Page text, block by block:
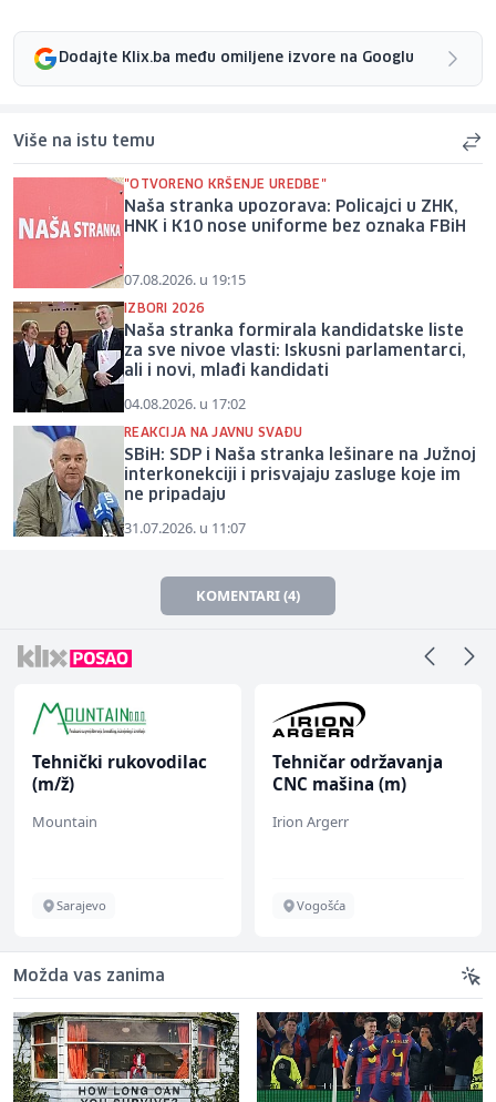
Dodajte Klix.ba među omiljene izvore na Googlu
Više na istu temu
"OTVORENO KRŠENJE UREDBE"
Naša stranka upozorava: Policajci u ZHK,
HNK i K10 nose uniforme bez oznaka FBiH
07.08.2026. u 19:15
IZBORI 2026
Naša stranka formirala kandidatske liste
za sve nivoe vlasti: Iskusni parlamentarci,
ali i novi, mlađi kandidati
04.08.2026. u 17:02
REAKCIJA NA JAVNU SVAĐU
SBiH: SDP i Naša stranka lešinare na Južnoj
interkonekciji i prisvajaju zasluge koje im
ne pripadaju
31.07.2026. u 11:07
KOMENTARI (4)
Tehnički rukovodilac
(m/ž)
Mountain
Sarajevo
Tehničar održavanja
CNC mašina (m)
Irion Argerr
Vogošća
Možda vas zanima